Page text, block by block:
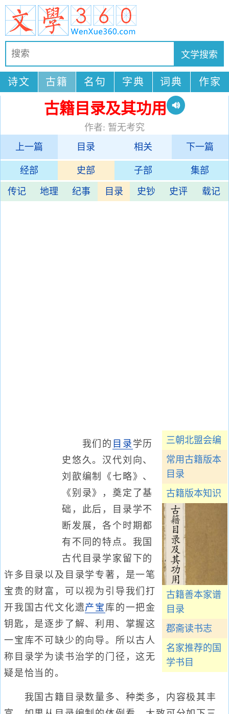
诗文 古籍 名句 字典 词典 作家
古籍目录及其功用
作者: 暂无考究
上一篇
目录 相关 下一篇
经部 史部 子部 集部
传记 地理 纪事 目录 史钞 史评 载记
三朝北盟会编
常用古籍版本
目录
古籍版本知识
古籍善本家谱
目录
郡斋读书志
名家推荐的国
学书目
我们的 目录 学历
史悠久。汉代刘向、
刘歆编制《七略》、
《别录》，奠定了基
础，此后，目录学不
断发展，各个时期都
有不同的特点。我国
古代目录学家留下的
许多目录以及目录学专著，是一笔
宝贵的财富，可以视为引导我们打
开我国古代文化遗产宝 库的一把金
钥匙，是逐步了解、利用、掌握这
一宝库不可缺少的向导。所以古人
称目录学为读书治学的门径，这无
疑是恰当的。
我国古籍目录数量多、种类多，内容极其丰